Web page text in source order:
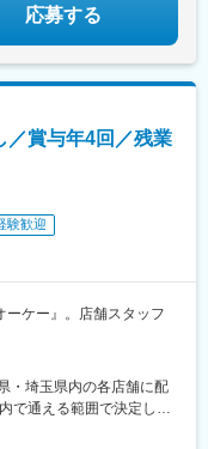
駅、代々木八幡駅、鷺ノ
駅、高田馬場駅、成城学
北駅、泉体育館駅、三鷹
大沢駅、調布駅、すずか
八王子駅、昭島駅、東小
井駅、国分寺駅、西立川
駅、柏駅、海神駅、原木
浦安駅、天台駅、東千
ーカリが丘駅、船橋競馬
沢駅、武蔵浦和駅、北戸
中央駅、与野駅、戸田
、京急新子安駅、杉田駅
、並木中央駅、港南中央
駅、東日本橋駅、有楽
)、菊川駅(東京都)、梶原
応募する
／賞与年4回／残業
験歓迎
ケー』。店舗スタッフ
・埼玉県内の各店舗に配
で通える範囲で決定しま
があれば転居を伴う異動